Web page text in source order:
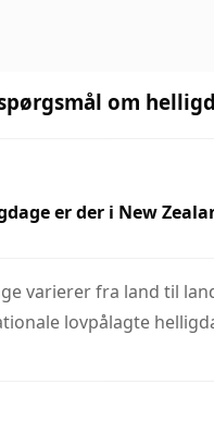
om
er der i New
varierer fra land til
lovpålagte